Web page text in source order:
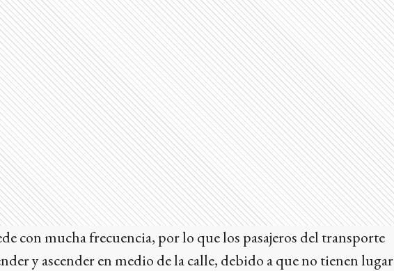
con mucha frecuencia, por lo que los pasajeros del transporte
y ascender en medio de la calle, debido a que no tienen lugar